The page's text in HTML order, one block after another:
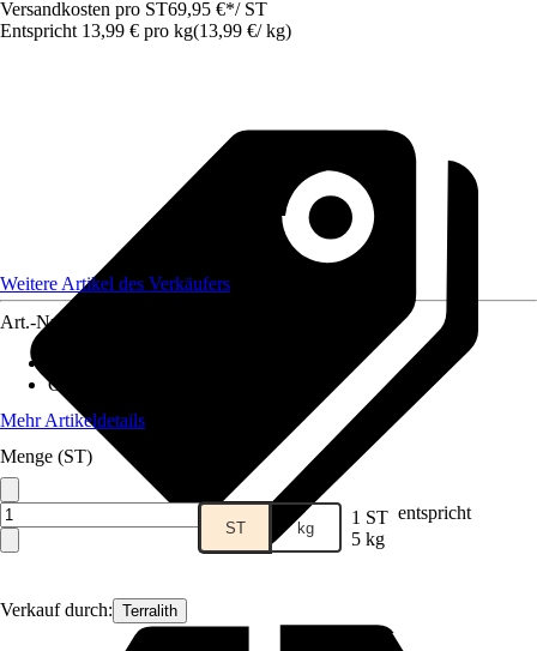
Versandkosten pro ST69,95 €*/ ST
Entspricht 13,99 € pro kg(13,99 €/ kg)
Verkauf durch: Terralith
Weitere Artikel des Verkäufers
Art.-Nr.
Geeignete Untergründe
Mehr Artikeldetails
Menge (ST)
ST kg 1 ST entspricht
5 kg